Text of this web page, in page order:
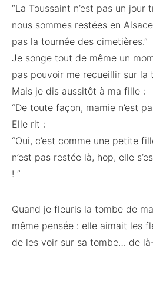
“La Toussaint n’est pas un jour
nous sommes restées en
pas la tournée des cimetières.”
Je songe tout de même un
pas pouvoir me recueillir sur la
Mais je dis aussitôt à ma fille :
“De toute façon, mamie n’est
Elle rit :
“Oui, c’est comme une petite
n’est pas restée là, hop, elle
! ”
Quand je fleuris la tombe de
même pensée : elle aimait les
de les voir sur sa tombe… de